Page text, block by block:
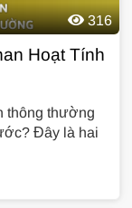
316
Hoạt Tính
thông thường
Đây là hai